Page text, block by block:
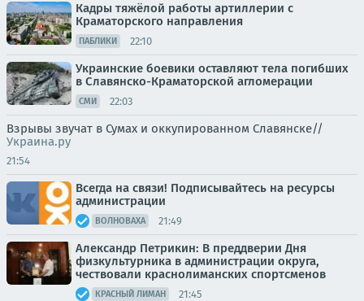
Кадры тяжёлой работы артиллерии с
Краматорского направления
ПАБЛИКИ 22:10
Украинские боевики оставляют тела погибших
в Славянско-Краматорской агломерации
СМИ 22:03
Взрывы звучат в Сумах и оккупированном Славянске//
Украина.ру
21:54
Всегда на связи! Подписывайтесь на ресурсы
администрации
ВОЛНОВАХА 21:49
Александр Петрикин: В преддверии Дня
физкультурника в администрации округа,
чествовали краснолиманских спортсменов
КРАСНЫЙ ЛИМАН 21:45